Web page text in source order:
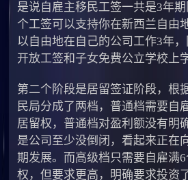
是说自雇主移民工签一共是3年
个工签可以支持你在新西兰自由
以自由地在自己的公司工作3年
开放工签和子女免费公立学校上
第二个阶段是居留签证阶段，根
民局分成了两档，普通档需要自
居留权，普通档对盈利额没有明
是公司至少没倒闭，看起来正在
期发展。而高级档只需要自雇满
权，但要求更高，明确要求投资